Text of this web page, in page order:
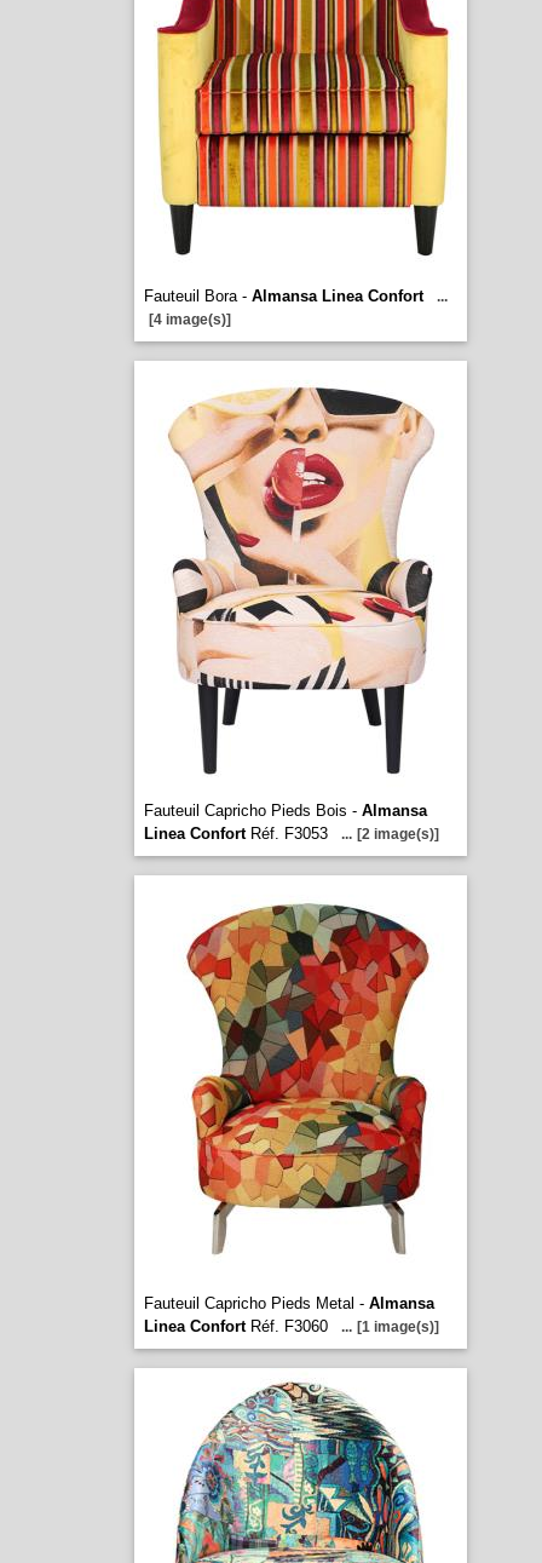
Fauteuil Bora - Almansa Linea Confort
...
[4 image(s)]
Fauteuil Capricho Pieds Bois - Almansa
Linea ConfortRéf. F3053 ... [2 image(s)]
Fauteuil Capricho Pieds Metal - Almansa
Linea ConfortRéf. F3060 ... [1 image(s)]